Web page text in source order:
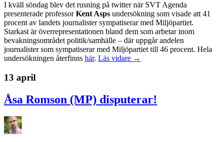
I kväll söndag blev det rusning på twitter när SVT Agenda
presenterade professorKent Asps undersökning som visade att 41
procent av landets journalister sympatiserar med Miljöpartiet.
Starkast är överrepresentationen bland dem som arbetar inom
bevakningsområdet politik/samhälle – där uppgår andelen
journalister som sympatiserar med Miljöpartiet till 46 procent. Hela
undersökningen återfinns här. Läs vidare →
13 april
Åsa Romson (MP) disputerar!